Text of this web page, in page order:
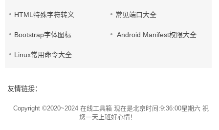
HTML特殊字符转义 常见端口大全
Bootstrap字体图标 Android Manifest权限大全
Linux常用命令大全
友情链接：
Copyright ©2020~2024在线工具箱 现在是北京时间:9:36:00星期六 祝
您一天上班好心情！